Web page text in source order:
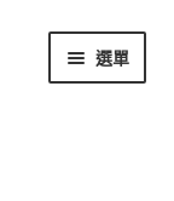
選單